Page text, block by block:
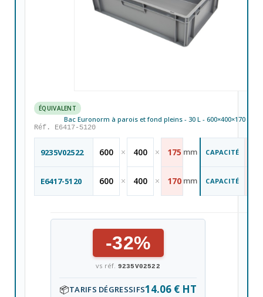
ÉQUIVALENT
Bac Euronorm à parois et fond pleins - 30 L - 600×400×170 mm
Réf. E6417-5120
9235V02522 600 × 400 × 175 mm CAPACITÉ
E6417-5120 600 × 400 × 170 mm CAPACITÉ
-32%
vs réf. 9235V02522
📦TARIFS DÉGRESSIFS14.06 € HT